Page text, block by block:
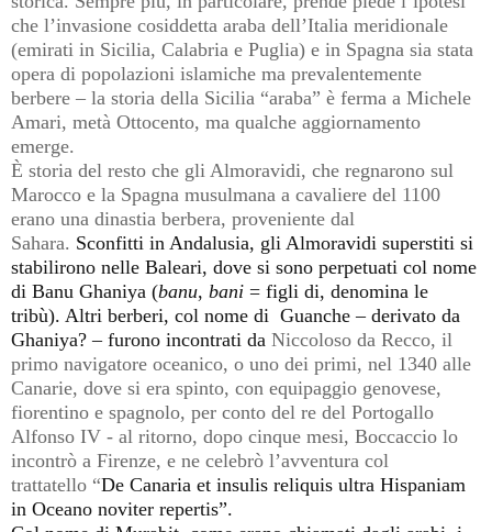
che l’invasione cosiddetta araba dell’Italia meridionale
(emirati in Sicilia, Calabria e Puglia) e in Spagna sia stata
opera di popolazioni islamiche ma prevalentemente
berbere – la storia della Sicilia “araba” è ferma a Michele
Amari, metà Ottocento, ma qualche aggiornamento
emerge.
È storia del resto che gli Almoravidi, che regnarono sul
Marocco e la Spagna musulmana a cavaliere del 1100
erano una dinastia berbera, proveniente dal
Sahara. Sconfitti in Andalusia, gli Almoravidi superstiti si
stabilirono nelle Baleari, dove si sono perpetuati col nome
di Banu Ghaniya (banu, bani = figli di, denomina le
tribù). Altri berberi, col nome di Guanche – derivato da
Ghaniya? – furono incontrati da Niccoloso da Recco, il
primo navigatore oceanico, o uno dei primi, nel 1340 alle
Canarie, dove si era spinto, con equipaggio genovese,
fiorentino e spagnolo, per conto del re del Portogallo
Alfonso IV - al ritorno, dopo cinque mesi, Boccaccio lo
incontrò a Firenze, e ne celebrò l’avventura col
trattatello “De Canaria et insulis reliquis ultra Hispaniam
in Oceano noviter repertis”.